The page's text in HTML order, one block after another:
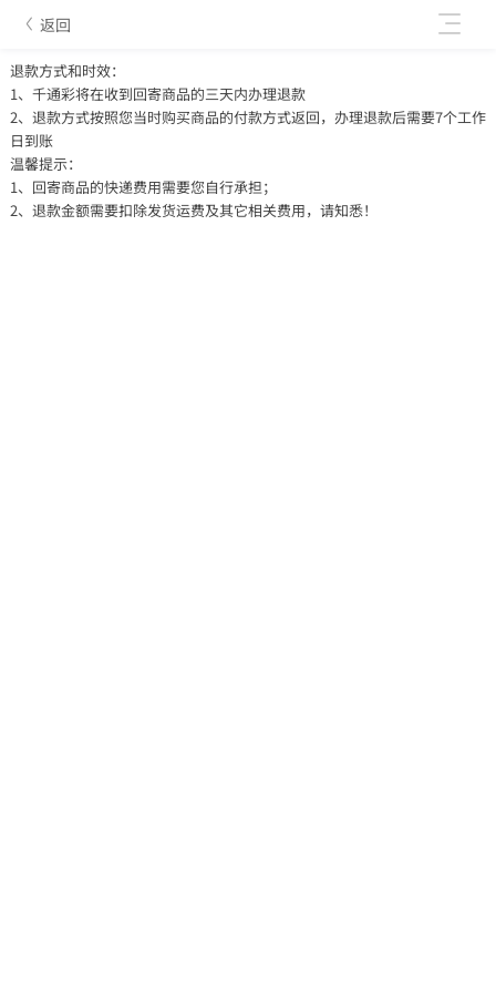
返回
退款方式和时效：
1、千通彩将在收到回寄商品的三天内办理退款
2、退款方式按照您当时购买商品的付款方式返回，办理退款后需要7个工作
日到账
温馨提示：
1、回寄商品的快递费用需要您自行承担；
2、退款金额需要扣除发货运费及其它相关费用，请知悉！